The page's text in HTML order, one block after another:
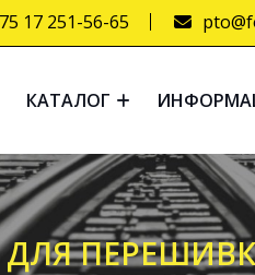
17 251-56-65
КАТАЛОГ